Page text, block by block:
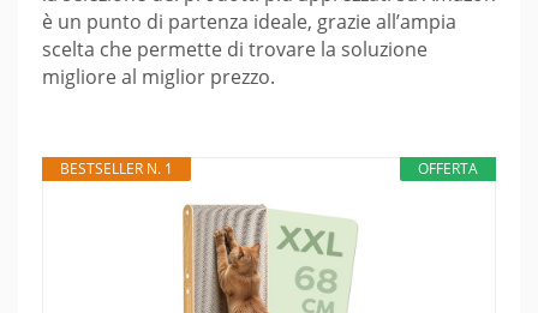
è un punto di partenza ideale, grazie all’ampia
scelta che permette di trovare la soluzione
migliore al miglior prezzo.
OFFERTA
BESTSELLER N. 1